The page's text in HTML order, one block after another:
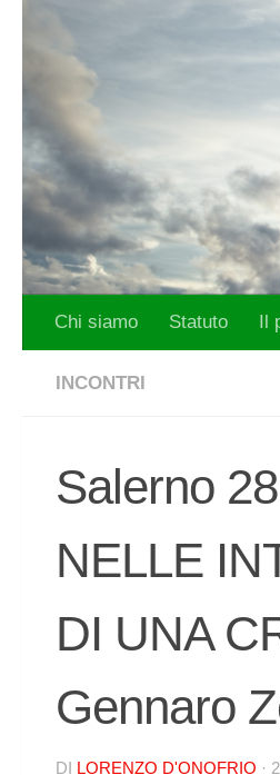
Salta al contenuto
Chi siamo Statuto Il
INCONTRI
Salerno
NELLE
DI UNA
Gennaro
DI LORENZO D'ONOFRIO ·